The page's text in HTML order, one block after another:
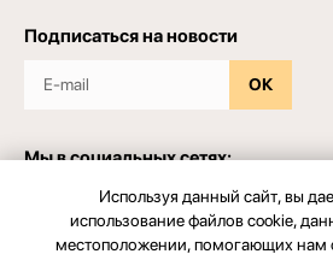
Подписаться на новости
ОК
Мы в социальных сетях:
Используя данный сайт, вы
использование файлов cookie,
местоположении, помогающих нам